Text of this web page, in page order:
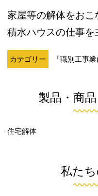
家屋等の解体をおこ
積水ハウスの仕事を
カテゴリー 「職別工事
製品・商
住宅解体
私た